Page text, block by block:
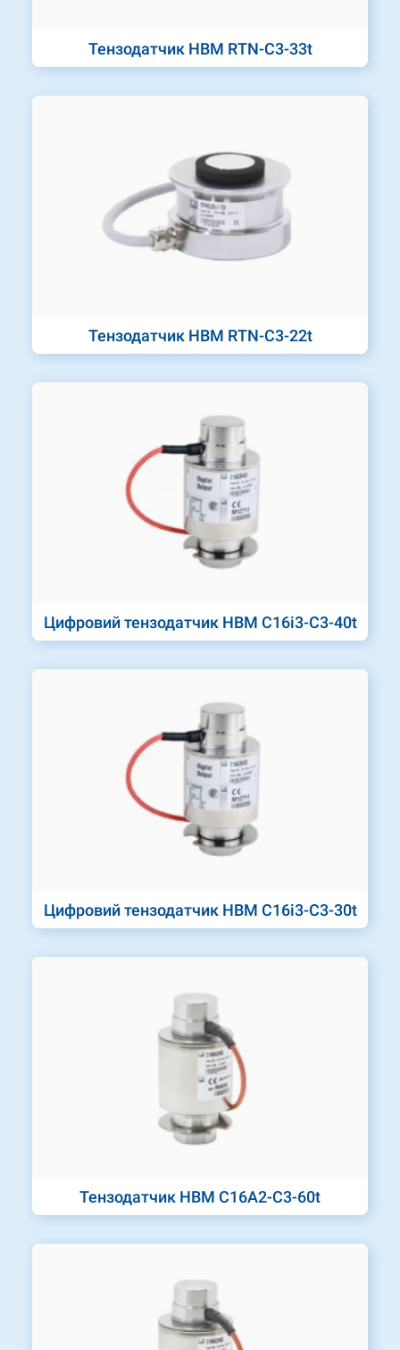
Тензодатчик HBM RTN-C3-33t
Тензодатчик HBM RTN-C3-22t
Цифровий тензодатчик HBM C16i3-C3-40t
Цифровий тензодатчик HBM C16i3-C3-30t
Тензодатчик HBM C16A2-C3-60t